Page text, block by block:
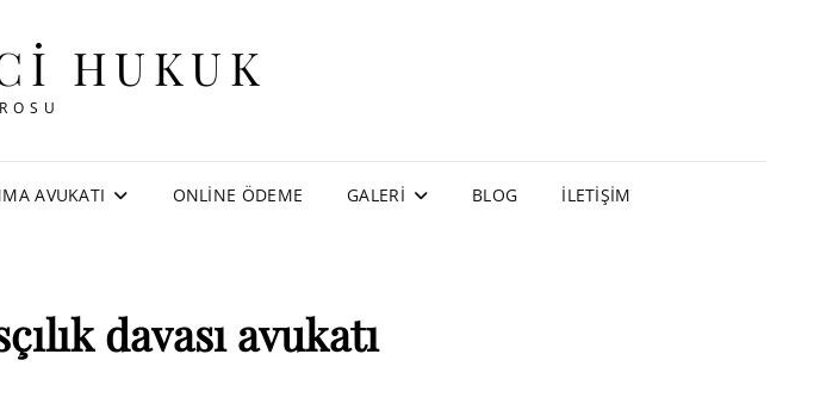
HUKUK
AVUKATI ONLINE ÖDEME GALERI BLOG İLETIŞIM
davası avukatı